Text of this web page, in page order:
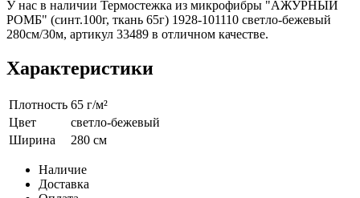
У нас в наличии Термостежка из микрофибры "АЖУРНЫЙ
РОМБ" (синт.100г, ткань 65г) 1928-101110 светло-бежевый
280см/30м, артикул 33489 в отличном качестве.
Характеристики
Плотность 65 г/м²
Цвет
светло-бежевый
Ширина
280 см
Наличие
Доставка